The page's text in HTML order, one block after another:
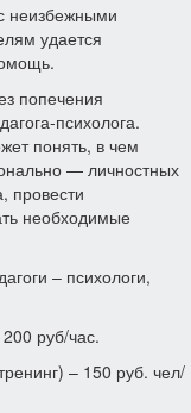
неизбежными
удается
попечения
психолога.
понять, в чем
— личностных
провести
необходимые
– психологи,
руб/час.
– 150 руб. чел/